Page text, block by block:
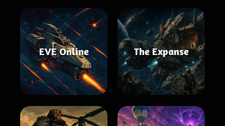
EVE Online The Expanse